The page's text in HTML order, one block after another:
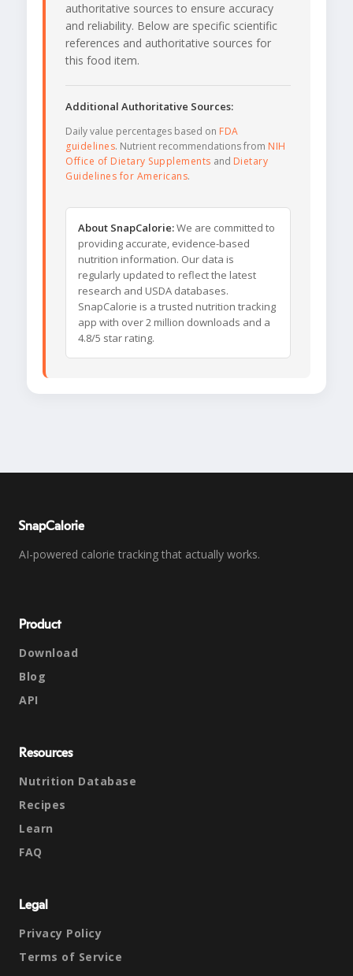
authoritative sources to ensure accuracy
and reliability. Below are specific scientific
references and authoritative sources for
this food item.
Additional Authoritative Sources:
Daily value percentages based on FDA
guidelines. Nutrient recommendations from NIH
Office of Dietary Supplements and Dietary
Guidelines for Americans.
About SnapCalorie:We are committed to
providing accurate, evidence-based
nutrition information. Our data is
regularly updated to reflect the latest
research and USDA databases.
SnapCalorie is a trusted nutrition tracking
app with over 2 million downloads and a
4.8/5 star rating.
SnapCalorie
AI-powered calorie tracking that actually works.
Product
Download
Blog
API
Resources
Nutrition Database
Recipes
Learn
FAQ
Legal
Privacy Policy
Terms of Service